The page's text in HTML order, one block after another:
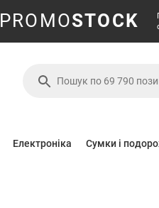
PROMOSTOCK
Електроніка Сумки і